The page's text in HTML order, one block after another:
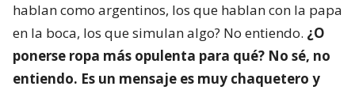
hablan como argentinos, los que hablan con la papa
en la boca, los que simulan algo? No entiendo. ¿O
ponerse ropa más opulenta para qué? No sé, no
entiendo. Es un mensaje es muy chaquetero y